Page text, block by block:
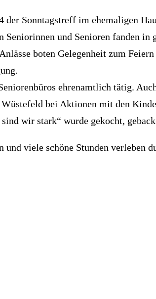
Sonntagstreff im ehemaligen
und Senioren fanden
boten Gelegenheit zum
ehrenamtlich tätig.
bei Aktionen mit den
wir stark“ wurde gekocht,
viele schöne Stunden verleben